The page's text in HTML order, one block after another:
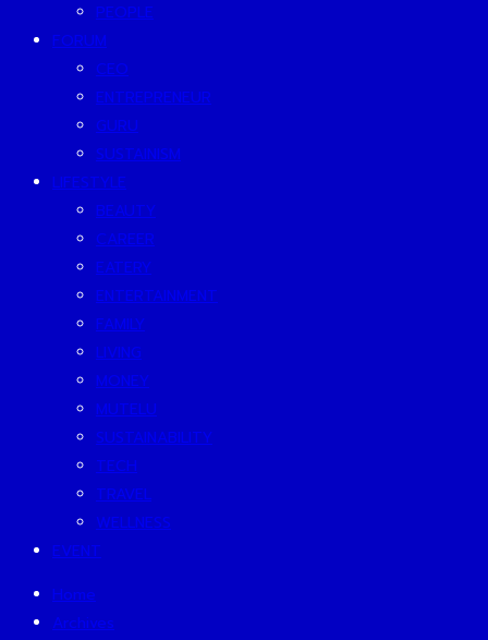
PEOPLE
FORUM
CEO
ENTREPRENEUR
GURU
SUSTAINISM
LIFESTYLE
BEAUTY
CAREER
EATERY
ENTERTAINMENT
FAMILY
LIVING
MONEY
MUTELU
SUSTAINABILITY
TECH
TRAVEL
WELLNESS
EVENT
Home
Archives